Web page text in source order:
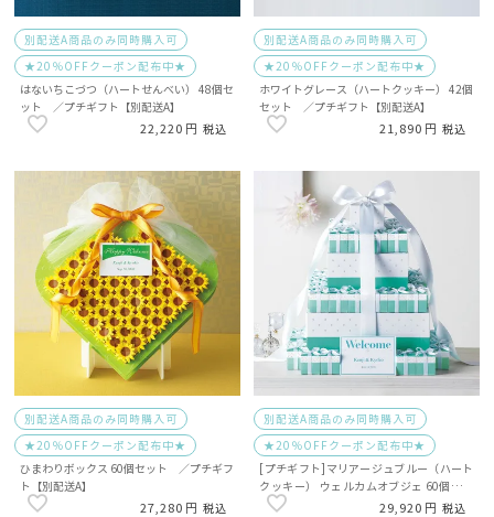
別配送A商品のみ同時購入可
★20％OFFクーポン配布中★
はないちこづつ（ハートせんべい） 48個セ
ット ／プチギフト【別配送A】
22,220 税込
別配送A商品のみ同時購入可
★20％OFFクーポン配布中★
ホワイトグレース（ハートクッキー） 42個
セット ／プチギフト【別配送A】
21,890 税込
別配送A商品のみ同時購入可
★20％OFFクーポン配布中★
ひまわりボックス 60個セット ／プチギフ
ト【別配送A】
27,280 税込
別配送A商品のみ同時購入可
★20％OFFクーポン配布中★
[プチギフト]マリアージュブルー（ハート
クッキー） ウェルカムオブジェ 60個【別
配送A】
29,920 税込